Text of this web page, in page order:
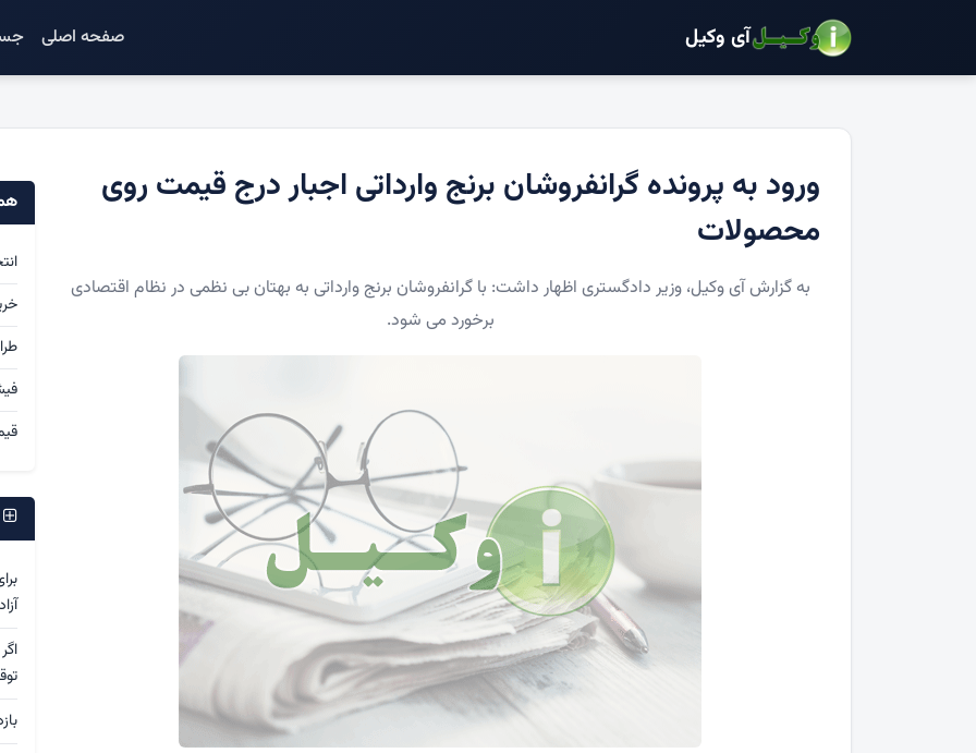
آی وکیل صفحه اصلی
ورود به پرونده گرانفروشان برنج وارداتی اجبار درج قیمت روی
محصولات
به گزارش آی وکیل، وزیر دادگستری اظهار داشت: با گرانفروشان برنج وارداتی به بهتان بی نظمی در نظام اقتصادی
برخورد می شود.